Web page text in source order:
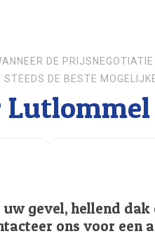
DE PRIJSNEGOTIATIE
STEEDS DE BESTE
gevel, hellend
ons voor een